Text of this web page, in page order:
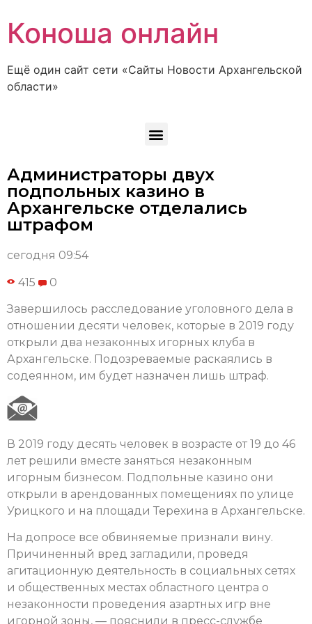
Коноша онлайн
Ещё один сайт сети «Сайты Новости Архангельской
области»
Администраторы двух
подпольных казино в
Архангельске отделались
штрафом
сегодня 09:54
415 0
Завершилось расследование уголовного дела в
отношении десяти человек, которые в 2019 году
открыли два незаконных игорных клуба в
Архангельске. Подозреваемые раскаялись в
содеянном, им будет назначен лишь штраф.
В 2019 году десять человек в возрасте от 19 до 46
лет решили вместе заняться незаконным
игорным бизнесом. Подпольные казино они
открыли в арендованных помещениях по улице
Урицкого и на площади Терехина в Архангельске.
На допросе все обвиняемые признали вину.
Причиненный вред загладили, проведя
агитационную деятельность в социальных сетях
и общественных местах областного центра о
незаконности проведения азартных игр вне
игорной зоны, — пояснили в пресс-службе